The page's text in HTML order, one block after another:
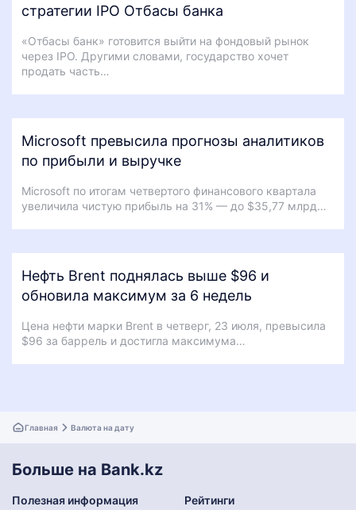
стратегии IPO Отбасы банка
«Отбасы банк» готовится выйти на фондовый рынок
через IPO. Другими словами, государство хочет
продать часть…
Microsoft превысила прогнозы аналитиков
по прибыли и выручке
Microsoft по итогам четвертого финансового квартала
увеличила чистую прибыль на 31% — до $35,77 млрд…
Нефть Brent поднялась выше $96 и
обновила максимум за 6 недель
Цена нефти марки Brent в четверг, 23 июля, превысила
$96 за баррель и достигла максимума…
Главная Валюта на дату
Больше на Bank.kz
Полезная информация Рейтинги